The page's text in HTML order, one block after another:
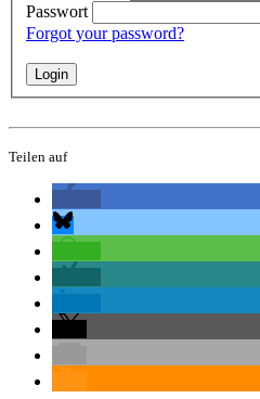
Passwort
Forgot your password?
Teilen auf